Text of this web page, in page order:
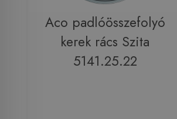
Aco padlóösszefolyó
kerek rács Szita
5141.25.22